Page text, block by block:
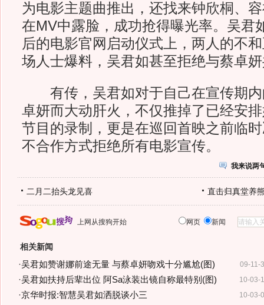
为电影主题曲推出，还找来钟欣桐、
在MV中露脸，成功抢得曝光率。吴君
后的电影官网启动仪式上，两人的不
场人士爆料，吴君如甚至拒绝与蔡卓
有传，吴君如对于自己在宣传期内
卓妍而大动肝火，不仅推掉了已经安
节目的录制，更是在巡回首映之前临
不合作方式拒绝所有电影宣传。
我来说两
二月二抬头龙见喜 直击归真堂养
上网从搜狗开始 网页 新闻
相关新闻
09-11-
·吴君如赞谢娜前途无量 与蔡卓妍吻戏十分尴尬(图)
10-03-
·吴君如扶持后辈出位 阿Sa泳装出镜自称最特别(图)
10-03-
·京华时报:智慧吴君如洒脱谈小三